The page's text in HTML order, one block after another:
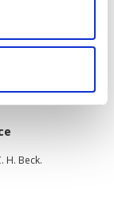
H. Beck.